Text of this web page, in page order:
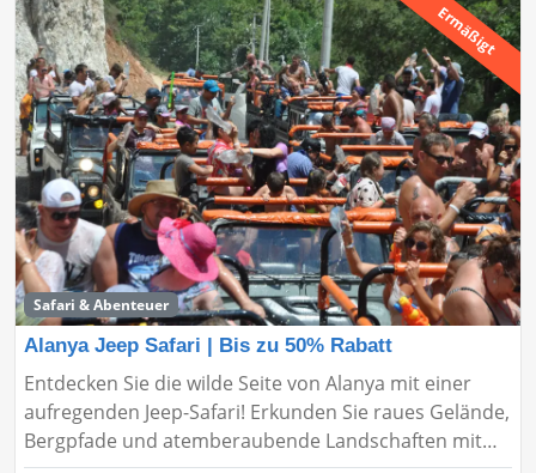
Ermäßigt
Safari & Abenteuer
Alanya Jeep Safari | Bis zu 50% Rabatt
Entdecken Sie die wilde Seite von Alanya mit einer
aufregenden Jeep-Safari! Erkunden Sie raues Gelände,
Bergpfade und atemberaubende Landschaften mit